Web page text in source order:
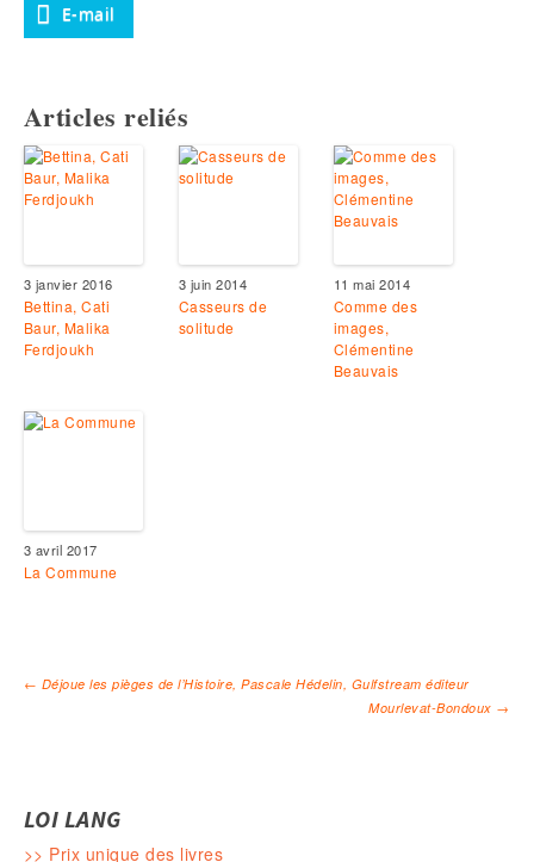
E-mail
Articles reliés
3 janvier 2016
Bettina, Cati
Baur, Malika
Ferdjoukh
3 juin 2014
Casseurs de
solitude
11 mai 2014
Comme des
images,
Clémentine
Beauvais
3 avril 2017
La Commune
← Déjoue les pièges de l’Histoire, Pascale Hédelin, Gulfstream éditeur
Mourlevat-Bondoux →
LOI LANG
>> Prix unique des livres